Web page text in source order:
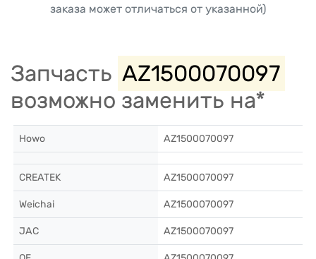
заказа может отличаться от указанной)
Запчасть AZ1500070097
возможно заменить на*
Howo AZ1500070097
CREATEK AZ1500070097
Weichai AZ1500070097
JAC AZ1500070097